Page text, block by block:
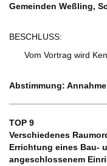
Gemeinden Weßling,
BESCHLUSS:
Vom Vortrag wird
Abstimmung:
TOP 9
Verschiedenes
Errichtung eines Bau-
angeschlossenem